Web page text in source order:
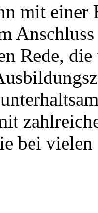
mit einer
Rede,
bei